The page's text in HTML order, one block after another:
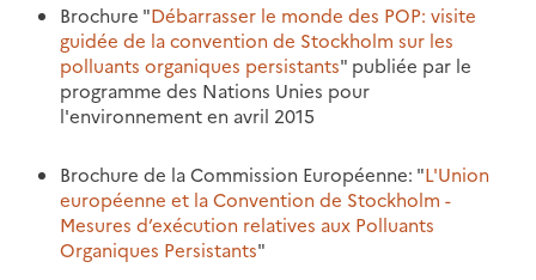
Brochure "Débarrasser le monde des POP: visite
guidée de la convention de Stockholm sur les
polluants organiques persistants" publiée par le
programme des Nations Unies pour
l'environnement en avril 2015
Brochure de la Commission Européenne: "L'Union
européenne et la Convention de Stockholm -
Mesures d’exécution relatives aux Polluants
Organiques Persistants"